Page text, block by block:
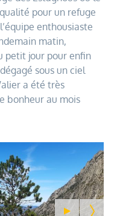
pour un refuge
enthousiaste
matin,
petit jour pour enfin
sous un ciel
a été très
bonheur au mois